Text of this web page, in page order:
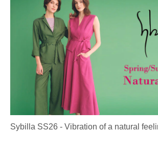
Sybilla SS26 - Vibration of a natural